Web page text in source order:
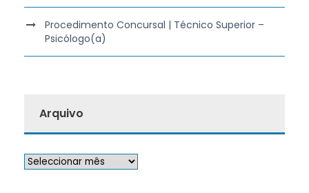
Procedimento Concursal | Técnico Superior –
Psicólogo(a)
Arquivo